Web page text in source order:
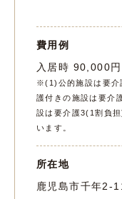
費用例
入居時 90,000
※(1)公的施設は要介
護付きの施設は要介
設は要介護3(1割負
います。
所在地
鹿児島市千年2-